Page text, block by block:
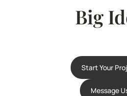
Big
Start Your
Message